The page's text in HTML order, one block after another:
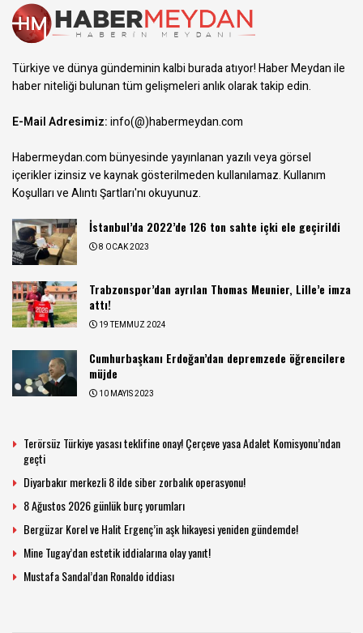
Türkiye ve dünya gündeminin kalbi burada atıyor! Haber Meydan ile
haber niteliği bulunan tüm gelişmeleri anlık olarak takip edin.
E-Mail Adresimiz:info(@)habermeydan.com
Habermeydan.com bünyesinde yayınlanan yazılı veya görsel
içerikler izinsiz ve kaynak gösterilmeden kullanılamaz.Kullanım
Koşulları ve Alıntı Şartları'nı okuyunuz.
İstanbul’da 2022’de 126 ton sahte içki ele geçirildi
8 OCAK 2023
Trabzonspor’dan ayrılan Thomas Meunier, Lille’e imza
attı!
19 TEMMUZ 2024
Cumhurbaşkanı Erdoğan’dan depremzede öğrencilere
müjde
10 MAYIS 2023
Terörsüz Türkiye yasası teklifine onay! Çerçeve yasa Adalet Komisyonu’ndan
geçti
Diyarbakır merkezli 8 ilde siber zorbalık operasyonu!
8 Ağustos 2026 günlük burç yorumları
Bergüzar Korel ve Halit Ergenç’in aşk hikayesi yeniden gündemde!
Mine Tugay’dan estetik iddialarına olay yanıt!
Mustafa Sandal’dan Ronaldo iddiası